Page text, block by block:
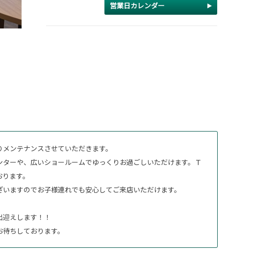
営業日カレンダー
ンテナンスさせていただきます。
ーや、広いショールームでゆっくりお過ごしいただけます。Ｔ
ます。
ますのでお子様連れでも安心してご来店いただけます。
えします！！
ちしております。